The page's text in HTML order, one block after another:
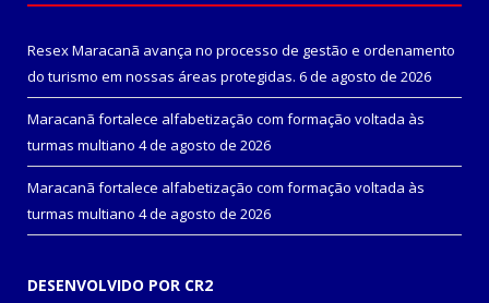
Resex Maracanã avança no processo de gestão e ordenamento
do turismo em nossas áreas protegidas. 6 de agosto de 2026
Maracanã fortalece alfabetização com formação voltada às
turmas multiano 4 de agosto de 2026
Maracanã fortalece alfabetização com formação voltada às
turmas multiano 4 de agosto de 2026
DESENVOLVIDO POR CR2